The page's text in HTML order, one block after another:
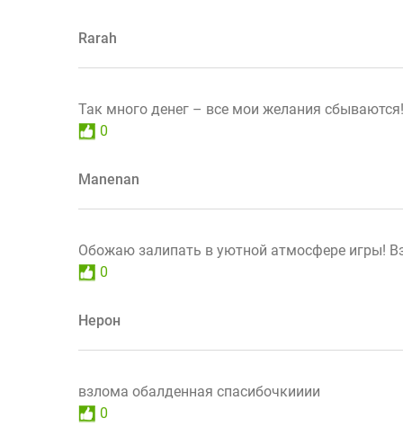
Rarah
Так много денег – все мои желания сбываются!
0
Manenan
Обожаю залипать в уютной атмосфере игры!
0
Нерон
взлома обалденная спасибочкииии
0